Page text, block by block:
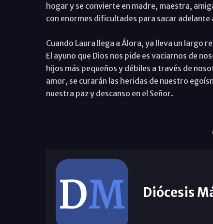
hogar y se convierte en madre, maestra,
con enormes dificultades para sacar adelante
Cuando Laura llega a Álora, ya lleva un largo
El ayuno que Dios nos pide es vaciarnos de
hijos más pequeños y débiles a través de
amor, se curarán las heridas de nuestro
nuestra paz y descanso en el Señor.
Diócesis